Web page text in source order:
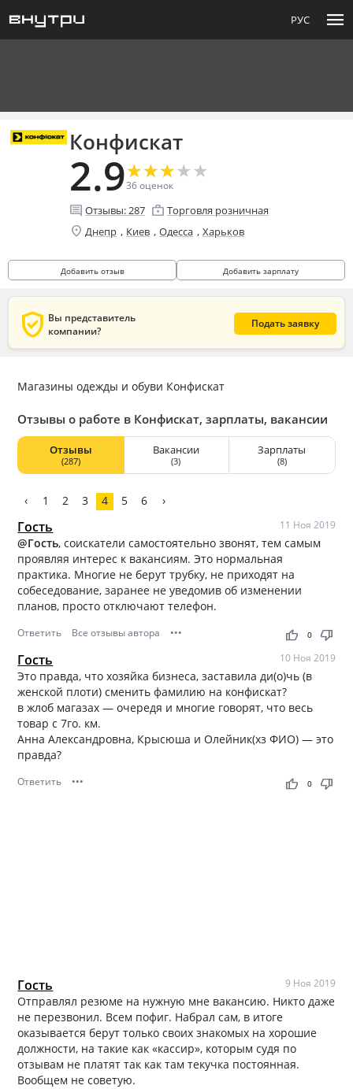
РУС menu
Конфискат
2.9★
★★
★★
★★
★★
★
36оценок
comment Отзывы:287 enterprise Торговля розничная
location_on Днепр , Киев , Одесса , Харьков
Добавить отзыв Добавить зарплату
verified_user Вы представитель
компании?
Подать заявку
Магазины одежды и обуви Конфискат
Отзывы о работе в Конфискат, зарплаты, вакансии
Отзывы
(287)
Вакансии
(3)
Зарплаты
(8)
‹ 1 2 3 4 5 6 ›
Гость 11 Ноя 2019
@Гость, соискатели самостоятельно звонят, тем самым
проявляя интерес к вакансиям. Это нормальная
практика. Многие не берут трубку, не приходят на
собеседование, заранее не уведомив об изменении
планов, просто отключают телефон.
Ответить Все отзывы автора ••• thumb_up thumb_down
0
Гость 10 Ноя 2019
Это правда, что хозяйка бизнеса, заставила ди(о)чь (в
женской плоти) сменить фамилию на конфискат?
в жлоб магазах — очередя и многие говорят, что весь
товар с 7го. км.
Анна Александровна, Крысюша и Олейник(хз ФИО) — это
правда?
Ответить ••• thumb_up thumb_down
0
Гость 9 Ноя 2019
Отправлял резюме на нужную мне вакансию. Никто даже
не перезвонил. Всем пофиг. Набрал сам, в итоге
оказывается берут только своих знакомых на хорошие
должности, на такие как «кассир», которым судя по
отзывам не платят так как там текучка постоянная.
Вообщем не советую.